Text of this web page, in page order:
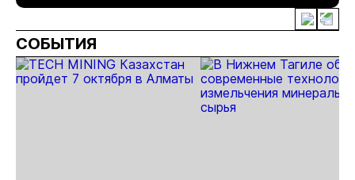
полугодиидобыче 43
кг золота и
серебра на
Урале
золотодобычи
на фоне
лицензирования
проектов в
СОБЫТИЯ